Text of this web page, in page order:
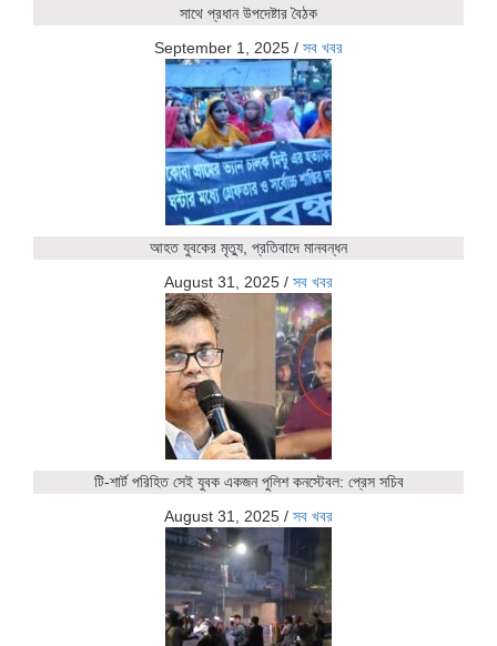
সাথে প্রধান উপদেষ্টার বৈঠক
September 1, 2025 / সব খবর
আহত যুবকের মৃত্যু, প্রতিবাদে মানবন্ধন
August 31, 2025 / সব খবর
টি-শার্ট পরিহিত সেই যুবক একজন পুলিশ কনস্টেবল: প্রেস সচিব
August 31, 2025 / সব খবর